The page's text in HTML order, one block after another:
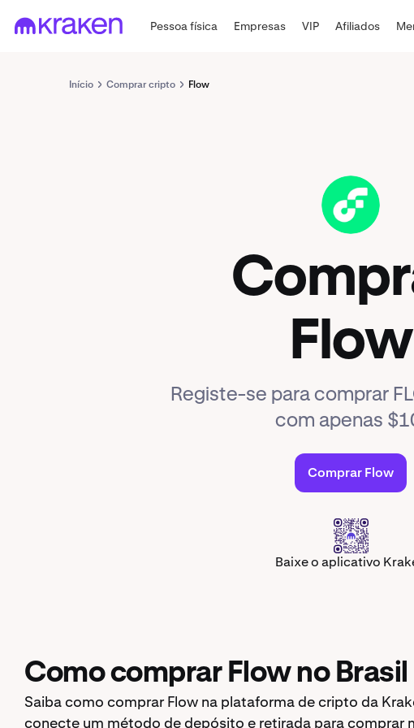
Pessoa física Empresas VIP Afiliados
Início Comprar cripto Flow
Flow
Registe-se para comprar
com apenas
Comprar Flow
Baixe o aplicativo
Como comprar Flow no Brasil
Saiba como comprar Flow na plataforma de cripto da
conecte um método de depósito e retirada para comprar